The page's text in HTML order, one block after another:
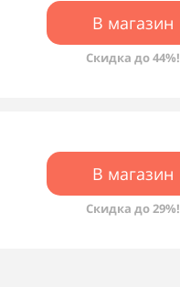
В магазин
Скидка до 44%!
В магазин
Скидка до 29%!